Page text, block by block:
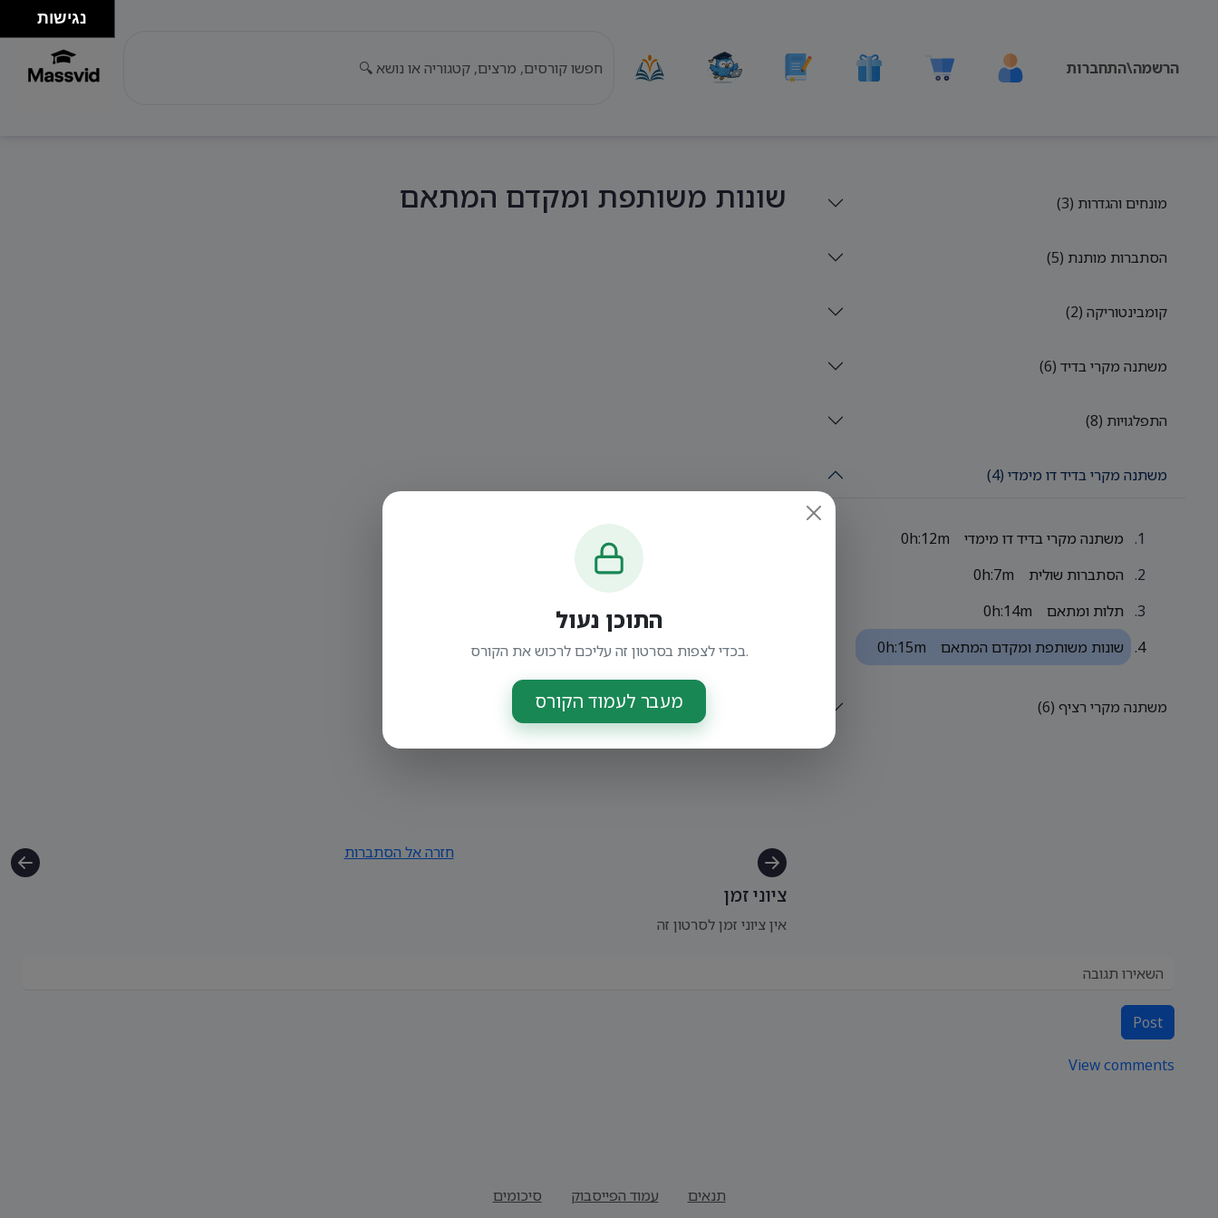
הרשמה\התחברות
שונות משותפת ומקדם המתאם
חזרה אל הסתברות
ציוני זמן
אין ציוני זמן לסרטון זה
מונחים והגדרות (3)
הסתברות מותנת (5)
קומבינטוריקה (2)
משתנה מקרי בדיד (6)
התפלגויות (8)
משתנה מקרי בדיד דו מימדי (4)
משתנה מקרי בדיד דו מימדי
0h:12m
הסתברות שולית
0h:7m
תלות ומתאם
0h:14m
שונות משותפת ומקדם המתאם
0h:15m
משתנה מקרי רציף (6)
Post
View comments
התוכן נעול
בכדי לצפות בסרטון זה עליכם לרכוש את הקורס.
מעבר לעמוד הקורס
סיכומים עמוד הפייסבוק תנאים
נגישות